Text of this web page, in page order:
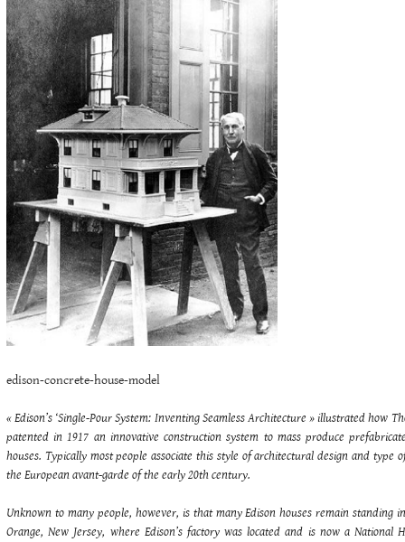
edison-concrete-house-model
« Edison’s ‘Single-Pour System: Inventing Seamless Architecture » illustrated how
patented in 1917 an innovative construction system to mass produce
houses. Typically most people associate this style of architectural design and type
the European avant-garde of the early 20th century.
Unknown to many people, however, is that many Edison houses remain standing
Orange, New Jersey, where Edison’s factory was located and is now a National